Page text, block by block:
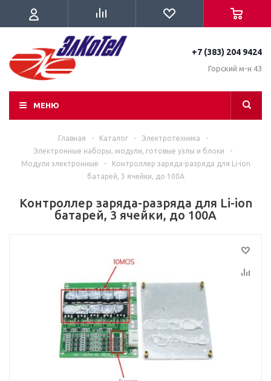
+7 (383) 204 9424
Горский м-н 43
МЕНЮ
Главная - Каталог - Электротехника
-
Электронные наборы, модули, готовые узлы и блоки
-
Модули электронные
-
Контроллер заряда-разряда для Li-ion
батарей, 3 ячейки, до 100А
Контроллер заряда-разряда для Li-ion
батарей, 3 ячейки, до 100А